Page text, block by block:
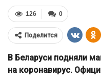
0
126
Поделится
В Беларуси подняли
на коронавирус.